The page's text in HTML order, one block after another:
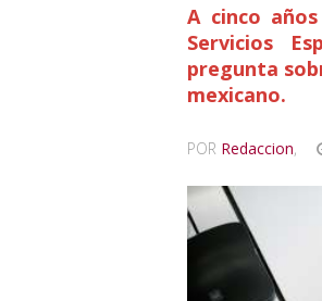
A cinco
Servicios
pregunta
mexicano.
POR Redaccion,